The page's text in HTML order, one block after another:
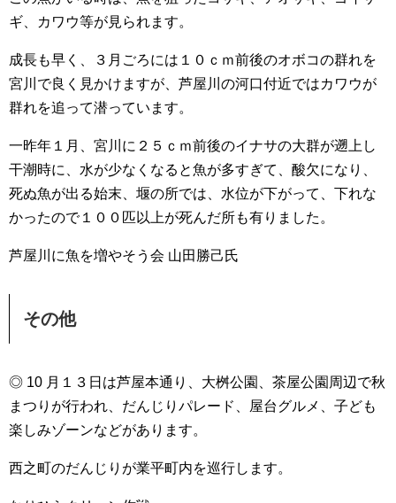
ギ、カワウ等が見られます。
成長も早く、３月ごろには１０ｃｍ前後のオボコの群れを
宮川で良く見かけますが、芦屋川の河口付近ではカワウが
群れを追って潜っています。
一昨年１月、宮川に２５ｃｍ前後のイナサの大群が遡上し
干潮時に、水が少なくなると魚が多すぎて、酸欠になり、
死ぬ魚が出る始末、堰の所では、水位が下がって、下れな
かったので１００匹以上が死んだ所も有りました。
芦屋川に魚を増やそう会 山田勝己氏
その他
◎ 10 月１３日は芦屋本通り、大桝公園、茶屋公園周辺で秋
まつりが行われ、だんじりパレード、屋台グルメ、子ども
楽しみゾーンなどがあります。
西之町のだんじりが業平町内を巡行します。